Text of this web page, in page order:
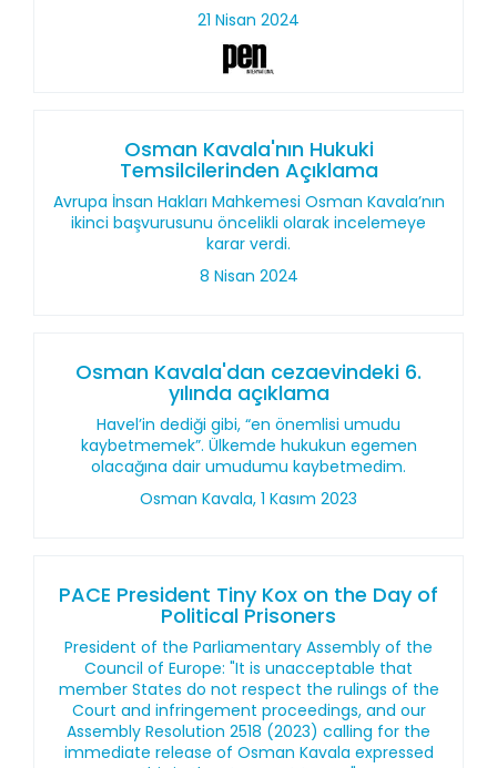
21 Nisan 2024
Osman Kavala'nın Hukuki
Temsilcilerinden Açıklama
Avrupa İnsan Hakları Mahkemesi Osman Kavala’nın
ikinci başvurusunu öncelikli olarak incelemeye
karar verdi.
8 Nisan 2024
Osman Kavala'dan cezaevindeki 6.
yılında açıklama
Havel’in dediği gibi, “en önemlisi umudu
kaybetmemek”. Ülkemde hukukun egemen
olacağına dair umudumu kaybetmedim.
Osman Kavala, 1 Kasım 2023
PACE President Tiny Kox on the Day of
Political Prisoners
President of the Parliamentary Assembly of the
Council of Europe: "It is unacceptable that
member States do not respect the rulings of the
Court and infringement proceedings, and our
Assembly Resolution 2518 (2023) calling for the
immediate release of Osman Kavala expressed